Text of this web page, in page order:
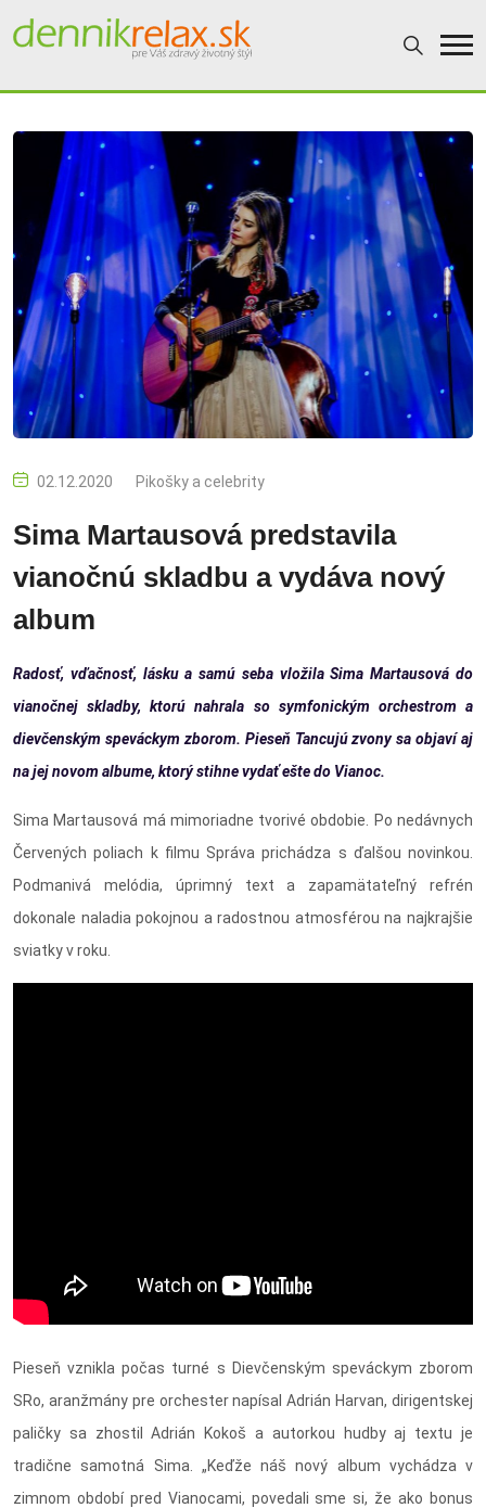
02.12.2020 Pikošky a celebrity
Sima Martausová predstavila
vianočnú skladbu a vydáva nový
album
Radosť, vďačnosť, lásku a samú seba vložila Sima Martausová do
vianočnej skladby, ktorú nahrala so symfonickým orchestrom a
dievčenským speváckym zborom. Pieseň Tancujú zvony sa objaví aj
na jej novom albume, ktorý stihne vydať ešte do Vianoc.
Sima Martausová má mimoriadne tvorivé obdobie. Po nedávnych
Červených poliach k filmu Správa prichádza s ďalšou novinkou.
Podmanivá melódia, úprimný text a zapamätateľný refrén
dokonale naladia pokojnou a radostnou atmosférou na najkrajšie
sviatky v roku.
Pieseň vznikla počas turné s Dievčenským speváckym zborom
SRo, aranžmány pre orchester napísal Adrián Harvan, dirigentskej
paličky sa zhostil Adrián Kokoš a autorkou hudby aj textu je
tradične samotná Sima. „Keďže náš nový album vychádza v
zimnom období pred Vianocami, povedali sme si, že ako bonus